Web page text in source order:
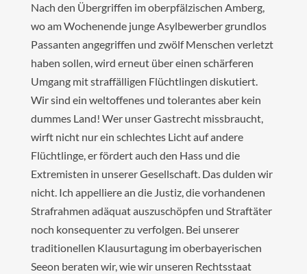
Nach den Übergriffen im oberpfälzischen Amberg,
wo am Wochenende junge Asylbewerber grundlos
Passanten angegriffen und zwölf Menschen verletzt
haben sollen, wird erneut über einen schärferen
Umgang mit straffälligen Flüchtlingen diskutiert.
Wir sind ein weltoffenes und tolerantes aber kein
dummes Land! Wer unser Gastrecht missbraucht,
wirft nicht nur ein schlechtes Licht auf andere
Flüchtlinge, er fördert auch den Hass und die
Extremisten in unserer Gesellschaft. Das dulden wir
nicht. Ich appelliere an die Justiz, die vorhandenen
Strafrahmen adäquat auszuschöpfen und Straftäter
noch konsequenter zu verfolgen. Bei unserer
traditionellen Klausurtagung im oberbayerischen
Seeon beraten wir, wie wir unseren Rechtsstaat